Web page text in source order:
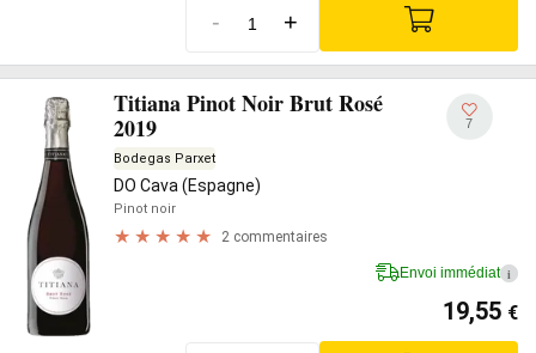
- +
Titiana Pinot Noir Brut Rosé
2019
Bodegas Parxet
DO Cava (Espagne)
Pinot noir
2 commentaires
7
Envoi immédiat i
19,55 €